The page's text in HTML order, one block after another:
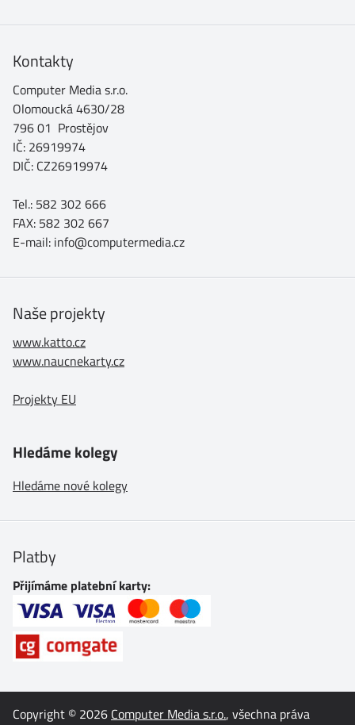
Kontakty
Computer Media s.r.o.
Olomoucká 4630/28
796 01 Prostějov
IČ: 26919974
DIČ: CZ26919974
Tel.: 582 302 666
FAX: 582 302 667
E-mail: info@computermedia.cz
Naše projekty
www.katto.cz
www.naucnekarty.cz
Projekty EU
Hledáme kolegy
Hledáme nové kolegy
Platby
Přijímáme platební karty:
Copyright © 2026 Computer Media s.r.o., všechna práva